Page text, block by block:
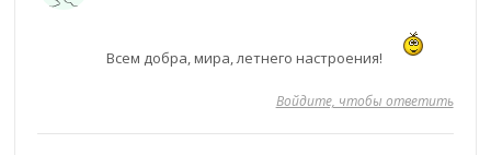
Всем добра, мира, летнего настроения!
Войдите, чтобы ответить